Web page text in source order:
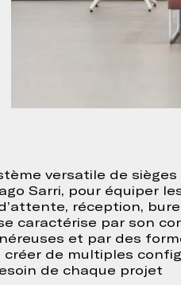
versatile de sièges
Sarri, pour équiper
réception,
caractérise par son
et par des
de multiples
de chaque projet